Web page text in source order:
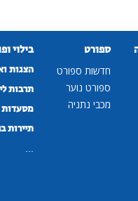
ספורט
חדשות ספורט
ספורט נוער
מכבי נתניה
בילוי
הצגות
תרבות
מסעדות
תיירות